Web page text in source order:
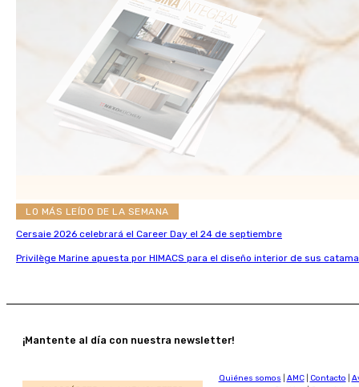
LO MÁS LEÍDO DE LA SEMANA
Cersaie 2026 celebrará el Career Day el 24 de septiembre
Privilège Marine apuesta por HIMACS para el diseño interior de sus
¡Mantente al día con nuestra newsletter!
Quiénes somos AMC| Contacto